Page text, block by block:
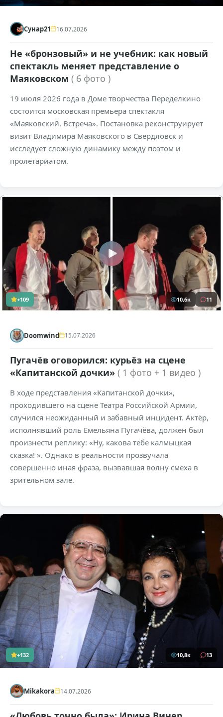
Сунар21 16.07.2026
Не «бронзовый» и не учебник: как новый
спектакль меняет представление о
Маяковском ( 6 фото )
19 июля 2026 года в Доме творчества Переделкино
состоится московская премьера спектакля
«Маяковский. Встреча». Постановка реконструирует
визит Владимира Маяковского в Свердловск и
исследует сложную динамику между поэтом и
пролетариатом.
+109 10,6к 11
Doomwind 15.07.2026
Пугачёв оговорился: курьёз на сцене
«Капитанской дочки» ( 1 фото + 1 видео )
В ходе представления «Капитанской дочки»,
проходившего на сцене Театра Российской Армии,
случился неожиданный и забавный инцидент. Актёр,
исполнявший роль Емельяна Пугачёва, должен был
произнести реплику: «Ну, какова тебе калмыцкая
сказка! ». Однако в реальности прозвучала
совершенно иная фраза, вызвавшая волну смеха в
зрительном зале.
+132 10,8к 13
Mikakora 14.07.2026